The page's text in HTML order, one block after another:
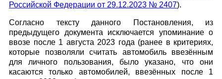
Российской Федерации от 29.12.2023 № 2407).
Согласно тексту данного Постановления, из
предыдущего документа исключается упоминание о
ввозе после 1 августа 2023 года (ранее в критериях,
которые позволяли считать автомобиль ввезённым
для личного пользования, было указано, что они
касаются только автомобилей, ввезённых после 1